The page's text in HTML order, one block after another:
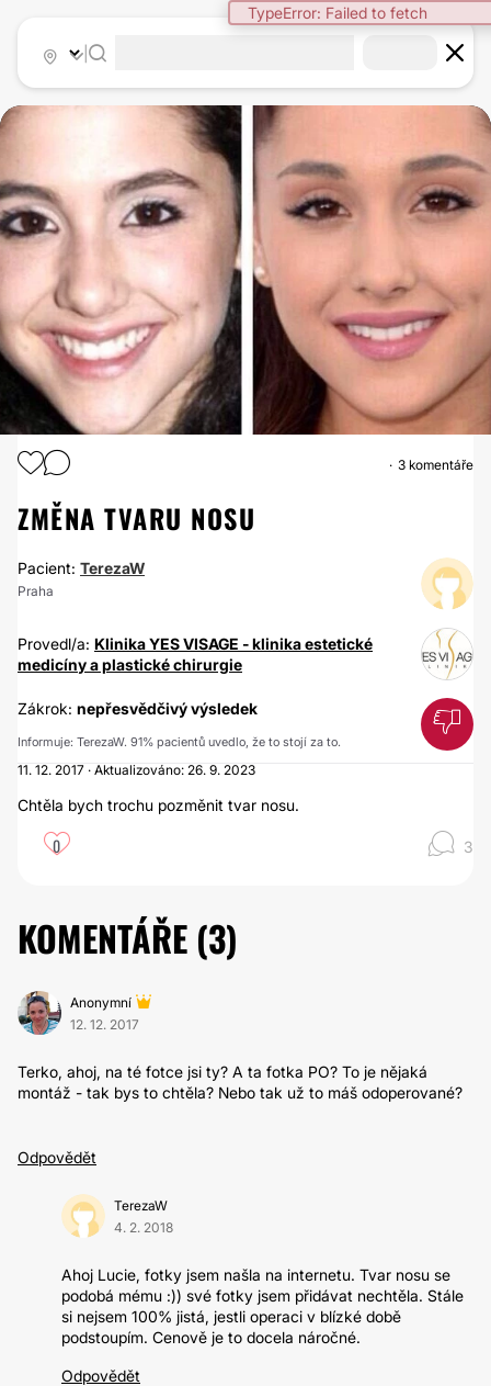
TypeError: Failed to fetch
RHINOPLASTIKA
3 komentáře
ZMĚNA TVARU NOSU
Pacient: TerezaW
Praha
Provedl/a: Klinika YES VISAGE - klinika estetické
medicíny a plastické chirurgie
Zákrok: nepřesvědčivý výsledek
Informuje: TerezaW. 91% pacientů uvedlo, že to stojí za to.
11. 12. 2017 · Aktualizováno: 26. 9. 2023
Chtěla bych trochu pozměnit tvar nosu.
0 3
KOMENTÁŘE (3)
Anonymní
12. 12. 2017
Terko, ahoj, na té fotce jsi ty? A ta fotka PO? To je nějaká
montáž - tak bys to chtěla? Nebo tak už to máš odoperované?
Odpovědět
TerezaW
4. 2. 2018
Ahoj Lucie, fotky jsem našla na internetu. Tvar nosu se
podobá mému :)) své fotky jsem přidávat nechtěla. Stále
si nejsem 100% jistá, jestli operaci v blízké době
podstoupím. Cenově je to docela náročné.
Odpovědět